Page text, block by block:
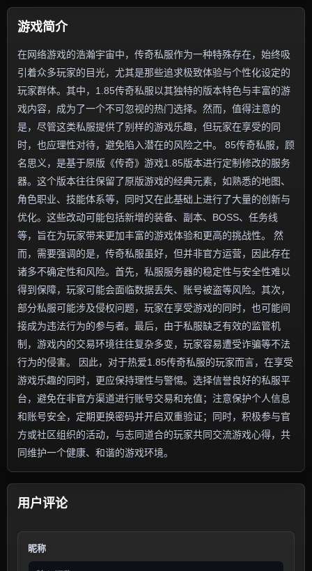
游戏简介
在网络游戏的浩瀚宇宙中，传奇私服作为一种特殊存在，始终吸
引着众多玩家的目光，尤其是那些追求极致体验与个性化设定的
玩家群体。其中，1.85传奇私服以其独特的版本特色与丰富的游
戏内容，成为了一个不可忽视的热门选择。然而，值得注意的
是，尽管这类私服提供了别样的游戏乐趣，但玩家在享受的同
时，也应理性对待，避免陷入潜在的风险之中。 85传奇私服，顾
名思义，是基于原版《传奇》游戏1.85版本进行定制修改的服务
器。这个版本往往保留了原版游戏的经典元素，如熟悉的地图、
角色职业、技能体系等，同时又在此基础上进行了大量的创新与
优化。这些改动可能包括新增的装备、副本、BOSS、任务线
等，旨在为玩家带来更加丰富的游戏体验和更高的挑战性。 然
而，需要强调的是，传奇私服虽好，但并非官方运营，因此存在
诸多不确定性和风险。首先，私服服务器的稳定性与安全性难以
得到保障，玩家可能会面临数据丢失、账号被盗等风险。其次，
部分私服可能涉及侵权问题，玩家在享受游戏的同时，也可能间
接成为违法行为的参与者。最后，由于私服缺乏有效的监管机
制，游戏内的交易环境往往复杂多变，玩家容易遭受诈骗等不法
行为的侵害。 因此，对于热爱1.85传奇私服的玩家而言，在享受
游戏乐趣的同时，更应保持理性与警惕。选择信誉良好的私服平
台，避免在非官方渠道进行账号交易和充值；注意保护个人信息
和账号安全，定期更换密码并开启双重验证；同时，积极参与官
方或社区组织的活动，与志同道合的玩家共同交流游戏心得，共
同维护一个健康、和谐的游戏环境。
用户评论
昵称